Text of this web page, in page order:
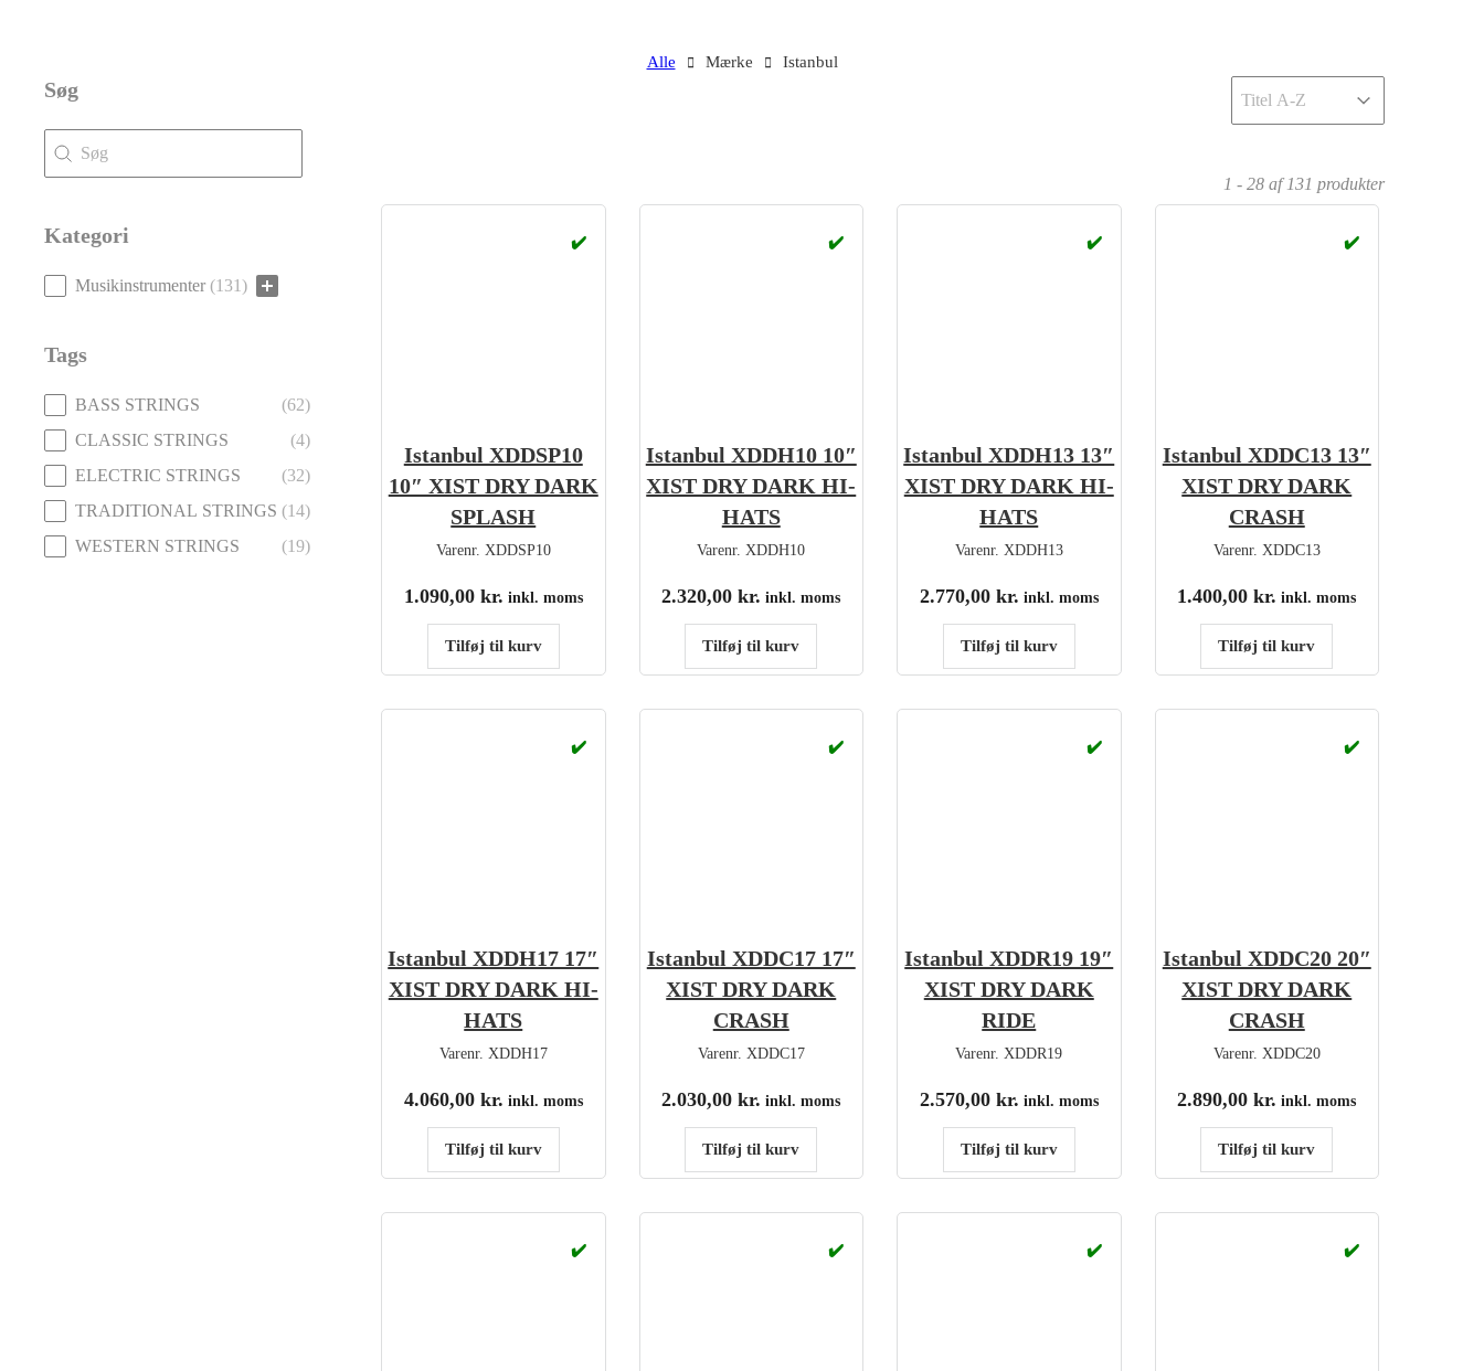
Alle Mærke Istanbul
Søg
Søg
Søg
Kategori
Kategori
Musikinstrumenter (131)
Tags
TagsBASS STRINGS
(62)
CLASSIC STRINGS
(4)
ELECTRIC STRINGS
(32)
TRADITIONAL STRINGS (14)
WESTERN STRINGS
(19)
Sort
1 - 28 af 131 produkter
✔️
Istanbul XDDSP10
10″ XIST DRY DARK
SPLASH
Varenr. XDDSP10
1.090,00 kr. inkl. moms
Tilføj til kurv
✔️
Istanbul XDDH10 10″
XIST DRY DARK HI-
HATS
Varenr. XDDH10
2.320,00kr. inkl. moms
Tilføj til kurv
✔️
Istanbul XDDH13 13″
XIST DRY DARK HI-
HATS
Varenr. XDDH13
2.770,00 kr. inkl. moms
Tilføj til kurv
✔️
Istanbul XDDC13 13″
XIST DRY DARK
CRASH
Varenr. XDDC13
1.400,00kr. inkl. moms
Tilføj til kurv
✔️
Istanbul XDDH17 17″
XIST DRY DARK HI-
HATS
Varenr. XDDH17
4.060,00 kr. inkl. moms
Tilføj til kurv
✔️
Istanbul XDDC17 17″
XIST DRY DARK
CRASH
Varenr. XDDC17
2.030,00kr. inkl. moms
Tilføj til kurv
✔️
Istanbul XDDR19 19″
XIST DRY DARK
RIDE
Varenr.XDDR19
2.570,00 kr. inkl. moms
Tilføj til kurv
✔️
Istanbul XDDC20 20″
XIST DRY DARK
CRASH
Varenr. XDDC20
2.890,00kr. inkl. moms
Tilføj til kurv
✔️ ✔️ ✔️ ✔️